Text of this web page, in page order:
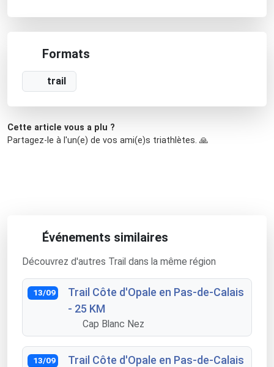
Formats
trail
Cette article vous a plu ?
Partagez-le à l'un(e) de vos ami(e)s triathlètes. 🙏
Événements similaires
Découvrez d'autres Trail dans la même région
13/09
Trail Côte d'Opale en Pas-de-Calais
- 25 KM
Cap Blanc Nez
13/09
Trail Côte d'Opale en Pas-de-Calais